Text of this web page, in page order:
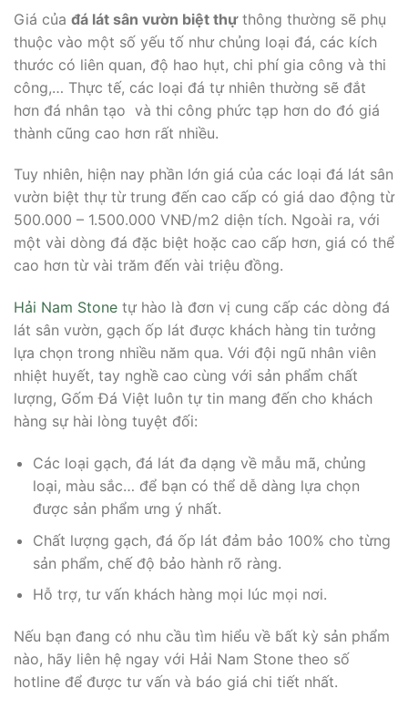
Giá của đá lát sân vườn biệt thựthông thường sẽ phụ
thuộc vào một số yếu tố như chủng loại đá, các kích
thước có liên quan, độ hao hụt, chi phí gia công và thi
công,… Thực tế, các loại đá tự nhiên thường sẽ đắt
hơn đá nhân tạo và thi công phức tạp hơn do đó giá
thành cũng cao hơn rất nhiều.
Tuy nhiên, hiện nay phần lớn giá của các loại đá lát sân
vườn biệt thự từ trung đến cao cấp có giá dao động từ
500.000 – 1.500.000 VNĐ/m2 diện tích. Ngoài ra, với
một vài dòng đá đặc biệt hoặc cao cấp hơn, giá có thể
cao hơn từ vài trăm đến vài triệu đồng.
Hải Nam Stone tự hào là đơn vị cung cấp các dòng đá
lát sân vườn, gạch ốp lát được khách hàng tin tưởng
lựa chọn trong nhiều năm qua. Với đội ngũ nhân viên
nhiệt huyết, tay nghề cao cùng với sản phẩm chất
lượng, Gốm Đá Việt luôn tự tin mang đến cho khách
hàng sự hài lòng tuyệt đối:
Các loại gạch, đá lát đa dạng về mẫu mã, chủng
loại, màu sắc… để bạn có thể dễ dàng lựa chọn
được sản phẩm ưng ý nhất.
Chất lượng gạch, đá ốp lát đảm bảo 100% cho từng
sản phẩm, chế độ bảo hành rõ ràng.
Hỗ trợ, tư vấn khách hàng mọi lúc mọi nơi.
Nếu bạn đang có nhu cầu tìm hiểu về bất kỳ sản phẩm
nào, hãy liên hệ ngay với Hải Nam Stone theo số
hotline để được tư vấn và báo giá chi tiết nhất.